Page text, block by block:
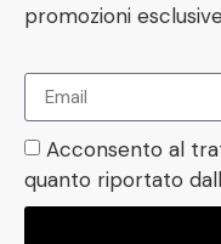
promozioni
Acconsento al
quanto riportato